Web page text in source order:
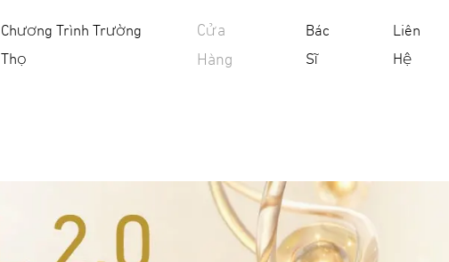
Chương Trình Trường
Thọ
Cửa
Hàng
Bác
Sĩ
Liên
Hệ